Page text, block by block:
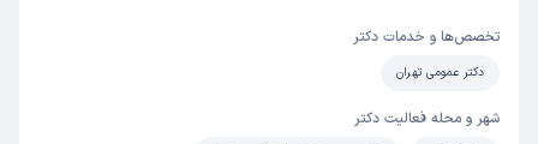
تخصص‌ها و خدمات دکتر
دکتر عمومی تهران
شهر و محله فعالیت دکتر